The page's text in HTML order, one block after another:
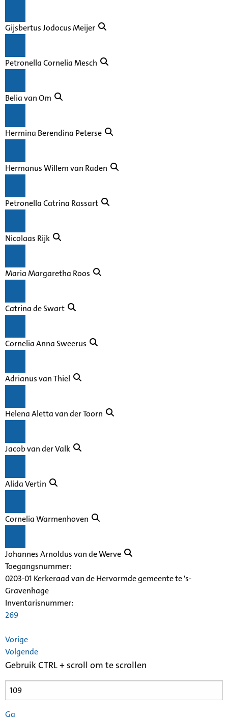
Gijsbertus Jodocus Meijer
Petronella Cornelia Mesch
Belia van Om
Hermina Berendina Peterse
Hermanus Willem van Raden
Petronella Catrina Rassart
Nicolaas Rijk
Maria Margaretha Roos
Catrina de Swart
Cornelia Anna Sweerus
Adrianus van Thiel
Helena Aletta van der Toorn
Jacob van der Valk
Alida Vertin
Cornelia Warmenhoven
Johannes Arnoldus van de Werve
Toegangsnummer:
0203-01 Kerkeraad van de Hervormde gemeente te 's-
Gravenhage
Inventarisnummer:
269
Vorige
Volgende
Gebruik CTRL + scroll om te scrollen
Ga